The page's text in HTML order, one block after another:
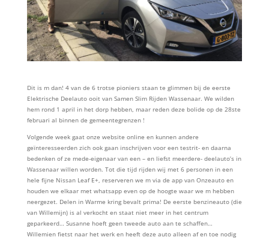
Dit is m dan! 4 van de 6 trotse pioniers staan te glimmen bij de eerste
Elektrische Deelauto ooit van Samen Slim Rijden Wassenaar. We wilden
hem rond 1 april in het dorp hebben, maar reden deze bolide op de 28ste
februari al binnen de gemeentegrenzen !
Volgende week gaat onze website online en kunnen andere
geïnteresseerden zich ook gaan inschrijven voor een testrit- en daarna
bedenken of ze mede-eigenaar van een – en liefst meerdere- deelauto’s in
Wassenaar willen worden. Tot die tijd rijden wij met 6 personen in een
hele fijne Nissan Leaf E+, reserveren we m via de app van Onzeauto en
houden we elkaar met whatsapp even op de hoogte waar we m hebben
neergezet. Delen in Warme kring bevalt prima! De eerste benzineauto (die
van Willemijn) is al verkocht en staat niet meer in het centrum
geparkeerd… Susanne hoeft geen tweede auto aan te schaffen…
Willemien fietst naar het werk en heeft deze auto alleen af en toe nodig